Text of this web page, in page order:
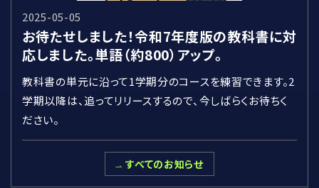
2025-05-05
お待たせしました！令和7年度版の教科書に対
応しました。単語（約800）アップ。
教科書の単元に沿って1学期分のコースを練習できます。2
学期以降は、追ってリリースするので、今しばらくお待ちく
ださい。
すべてのお知らせ